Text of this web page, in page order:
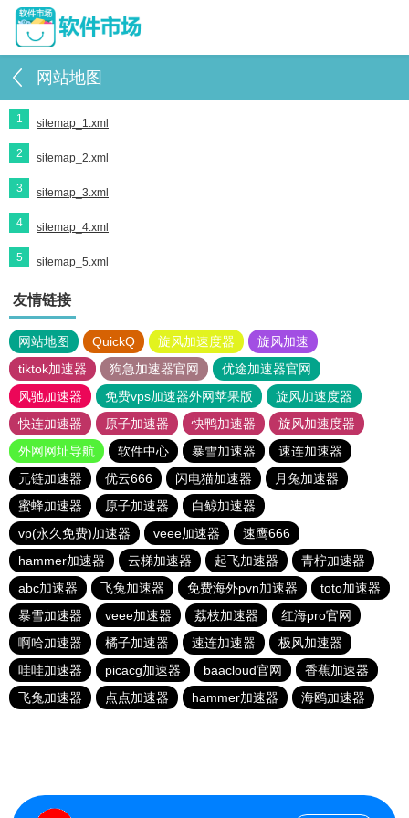
网站地图
1 sitemap_1.xml
2 sitemap_2.xml
3 sitemap_3.xml
4 sitemap_4.xml
5 sitemap_5.xml
友情链接
网站地图 QuickQ 旋风加速度器
旋风加速
tiktok加速器
狗急加速器官网
优途加速器官网
风驰加速器
免费vps加速器外网苹果版
旋风加速度器
快连加速器
原子加速器 快鸭加速器
旋风加速度器
外网网址导航
软件中心 暴雪加速器
速连加速器
元链加速器
优云666 闪电猫加速器
月兔加速器
蜜蜂加速器
原子加速器
白鲸加速器
vp(永久免费)加速器
veee加速器
速鹰666
hammer加速器
云梯加速器 起飞加速器
青柠加速器
abc加速器
飞兔加速器 免费海外pvn加速器
toto加速器
暴雪加速器
veee加速器 荔枝加速器
红海pro官网
啊哈加速器
橘子加速器 速连加速器
极风加速器
哇哇加速器
picacg加速器 baacloud官网
香蕉加速器
飞兔加速器
点点加速器 hammer加速器 海鸥加速器